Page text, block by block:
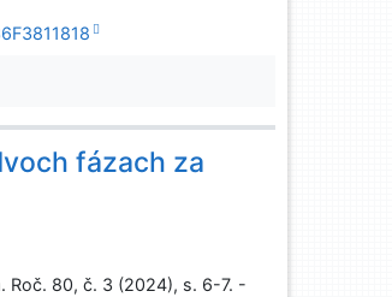
fázach za
Roč. 80, č. 3 (2024), s. 6-7. -